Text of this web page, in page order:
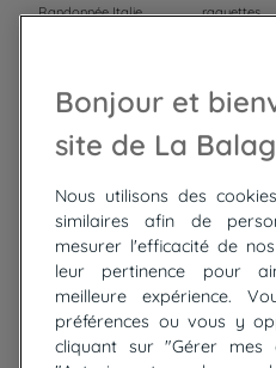
Randonnée Italie
Trek Mauritanie
raquettes
Trek
Top
circuits
Tour du lac de Constance à vélo
Cyclades : Amorgos et Naxos
Randonnée aux Bardenas Reales
De Collioure à Cadaquès à pied
Découverte des trésors de Madère
Bonjour et
site de La
Nous utilisons des
similaires afin de
mesurer l'efficacité de
leur pertinence pour
meilleure expérience.
préférences ou vous y
cliquant sur "Gérer mes